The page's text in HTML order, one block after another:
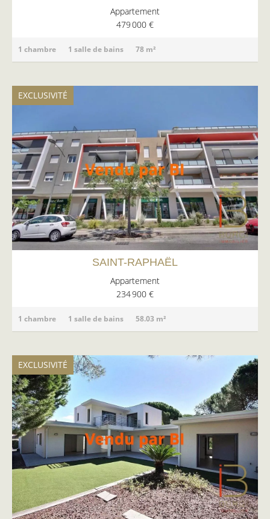
Appartement
479 000 €
1 chambre 1 salle de bains 78 m²
SAINT-RAPHAËL
Appartement
234 900 €
1 chambre 1 salle de bains 58.03 m²
EXCLUSIVITÉ
EXCLUSIVITÉ